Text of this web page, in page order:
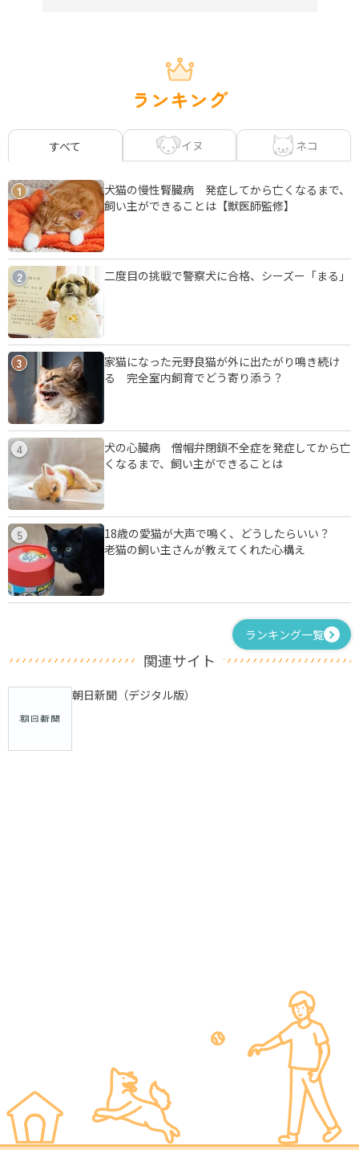
ランキング
すべて イヌ ネコ
1
犬猫の慢性腎臓病 発症してから亡くなるまで、
飼い主ができることは【獣医師監修】
2 二度目の挑戦で警察犬に合格、シーズー「まる」
3
家猫になった元野良猫が外に出たがり鳴き続け
る 完全室内飼育でどう寄り添う？
4
犬の心臓病 僧帽弁閉鎖不全症を発症してから亡
くなるまで、飼い主ができることは
5
18歳の愛猫が大声で鳴く、どうしたらいい？
老猫の飼い主さんが教えてくれた心構え
ランキング一覧
関連サイト
朝日新聞（デジタル版）